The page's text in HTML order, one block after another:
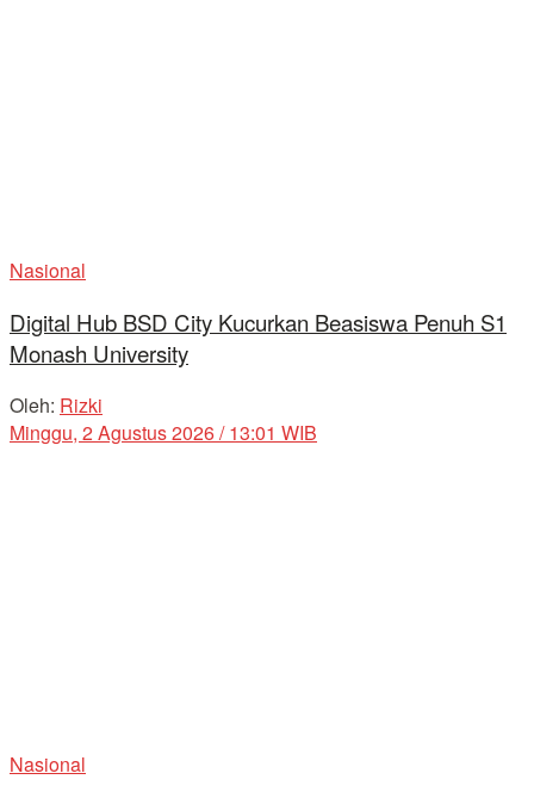
Nasional
Digital Hub BSD City Kucurkan Beasiswa Penuh S1
Monash University
Oleh: Rizki
Minggu, 2 Agustus 2026 / 13:01 WIB
Nasional